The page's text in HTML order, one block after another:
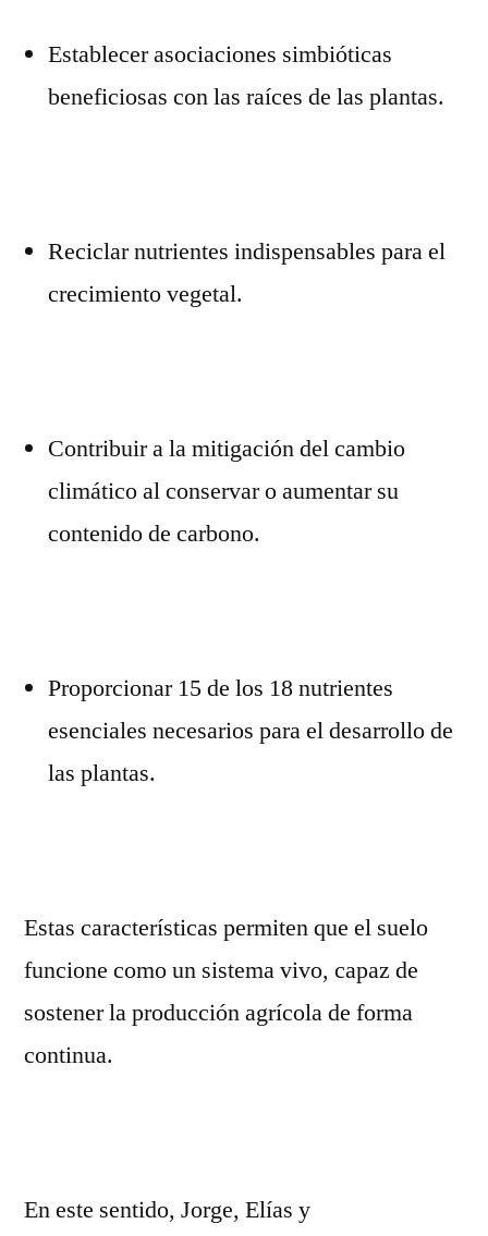
Establecer asociaciones simbióticas
beneficiosas con las raíces de las plantas.
Reciclar nutrientes indispensables para el
crecimiento vegetal.
Contribuir a la mitigación del cambio
climático al conservar o aumentar su
contenido de carbono.
Proporcionar 15 de los 18 nutrientes
esenciales necesarios para el desarrollo de
las plantas.
Estas características permiten que el suelo
funcione como un sistema vivo, capaz de
sostener la producción agrícola de forma
continua.
En este sentido, Jorge, Elías y